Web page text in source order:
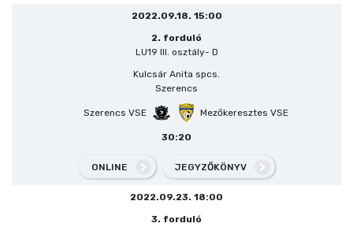
2022.09.18. 15:00
2. forduló
LU19 III. osztály- D
Kulcsár Anita spcs.
Szerencs
Szerencs VSE Mezőkeresztes VSE
30:20
ONLINE JEGYZŐKÖNYV
2022.09.23. 18:00
3. forduló